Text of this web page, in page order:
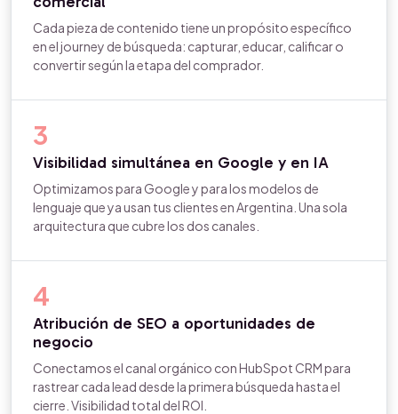
Cada pieza de contenido tiene un propósito específico
en el journey de búsqueda: capturar, educar, calificar o
convertir según la etapa del comprador.
3
Visibilidad simultánea en Google y en IA
Optimizamos para Google y para los modelos de
lenguaje que ya usan tus clientes en Argentina. Una sola
arquitectura que cubre los dos canales.
4
Atribución de SEO a oportunidades de
negocio
Conectamos el canal orgánico con HubSpot CRM para
rastrear cada lead desde la primera búsqueda hasta el
cierre. Visibilidad total del ROI.